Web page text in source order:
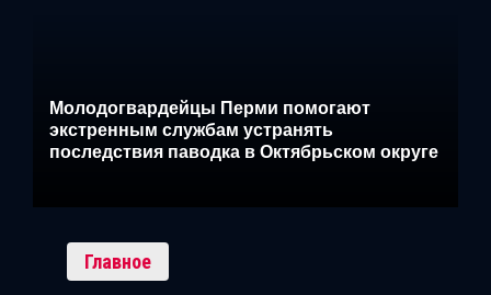
Молодогвардейцы Перми помогают
экстренным службам устранять
последствия паводка в Октябрьском округе
Главное